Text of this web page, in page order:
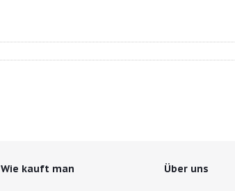
Wie kauft man Über uns